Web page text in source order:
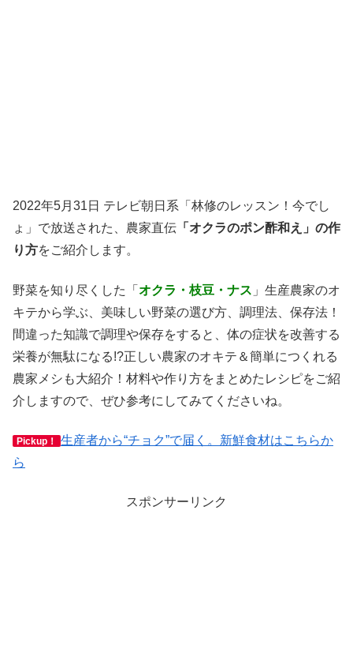
2022年5月31日 テレビ朝日系「林修のレッスン！今でし
ょ」で放送された、農家直伝 「オクラのポン酢和え」の作
り方をご紹介します。
野菜を知り尽くした「 オクラ・枝豆・ナス 」生産農家のオ
キテから学ぶ、美味しい野菜の選び方、調理法、保存法！
間違った知識で調理や保存をすると、体の症状を改善する
栄養が無駄になる!?正しい農家のオキテ＆簡単につくれる
農家メシも大紹介！材料や作り方をまとめたレシピをご紹
介しますので、ぜひ参考にしてみてくださいね。
Pickup！
生産者から“チョク”で届く。新鮮食材はこちらか
ら
スポンサーリンク